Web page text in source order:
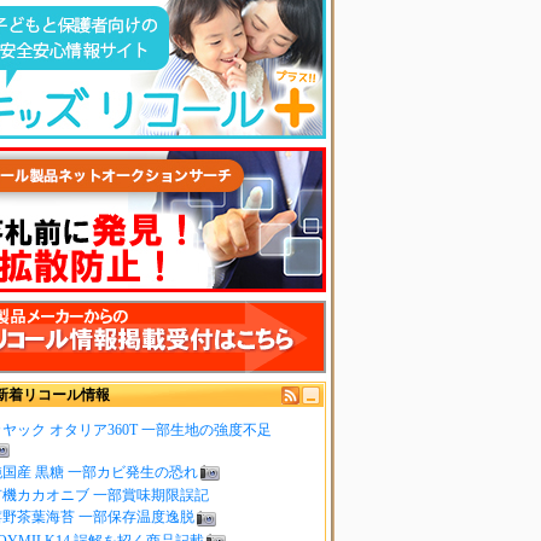
着リコール情報
ック オタリア360T 一部生地の強度不足
産 黒糖 一部カビ発生の恐れ
カカオニブ 一部賞味期限誤記
茶葉海苔 一部保存温度逸脱